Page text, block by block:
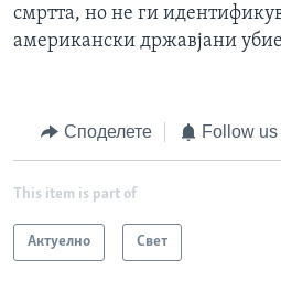
смртта, но не ги
американски државјани
Споделете Follow us
This item is part of
Актуелно Свет